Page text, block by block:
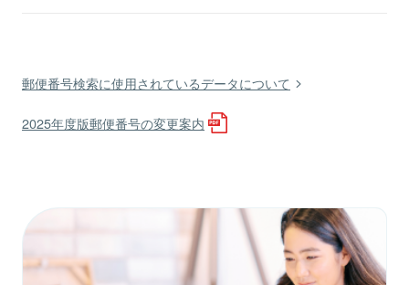
郵便番号検索に使用されているデータについて
2025年度版郵便番号の変更案内